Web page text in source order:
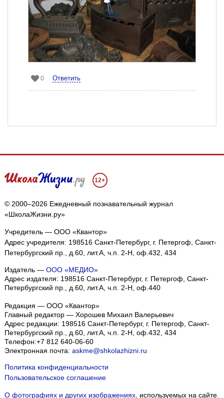
0 Ответить
12+
© 2000–2026 Ежедневный познавательный журнал
«ШколаЖизни.ру»
Учредитель — ООО «Квантор»
Адрес учредителя: 198516 Санкт-Петербург, г. Петергоф, Санкт-
Петербургский пр., д.60, лит.А, ч.п. 2-Н, оф.432, 434
Издатель — ООО «МЕДИО»
Адрес издателя: 198516 Санкт-Петербург, г. Петергоф, Санкт-
Петербургский пр., д.60, лит.А, ч.п. 2-Н, оф.440
Редакция — ООО «Квантор»
Главный редактор — Хорошев Михаил Валерьевич
Адрес редакции: 198516 Санкт-Петербург, г. Петергоф Санкт-
Петербургский пр., д.60, лит.А, ч.п. 2-Н, оф.432, 434
Телефон:+7 812 640-06-60
Электронная почта: askme@shkolazhizni.ru
Политика конфиденциальности
Пользовательское соглашение
О фотографиях и других изображениях, используемых на сайте.